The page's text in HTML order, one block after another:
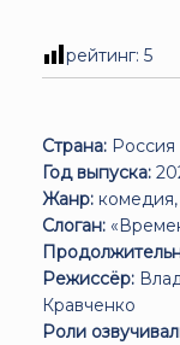
рейтинг: 5
Страна: Россия
Год выпуска:
Жанр:
Слоган:
Режиссёр:
Кравченко
Роли